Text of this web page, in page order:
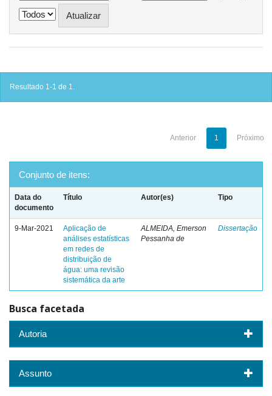
Resultado 1-1 de 1.
Anterior 1 Próximo
Conjunto de itens:
Data do
documento
Título Autor(es) Tipo
9-Mar-2021
Aplicação de
análises estatísticas
em redes de
distribuição de
água: uma revisão
sistemática da arte
ALMEIDA, Emerson
Pessanha de
Dissertação
Busca facetada
Autoria
Assunto